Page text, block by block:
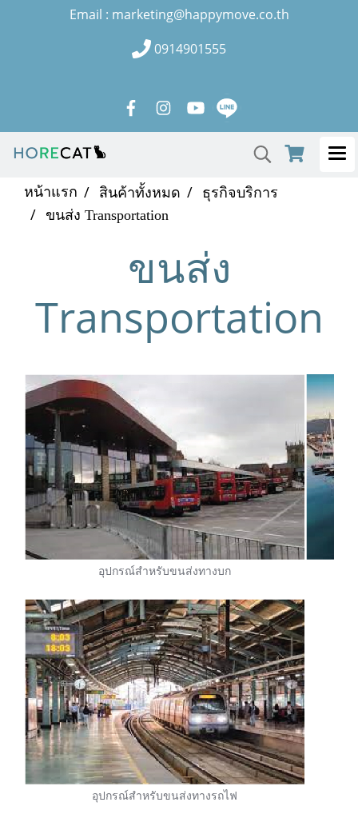
Email : marketing@happymove.co.th
0914901555
หน้าแรก สินค้าทั้งหมด
ธุรกิจบริการ
ขนส่ง Transportation
ขนส่ง
Transportation
อุปกรณ์สำหรับขนส่งทางบก
อุปกรณ์สำหรับขนส่งทางรถไฟ